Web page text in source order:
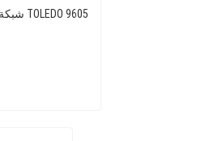
شبكة تهوية ، مصد مع فتحات لمصابيح الضباب ، أمامي يمين TOLEDO 9605